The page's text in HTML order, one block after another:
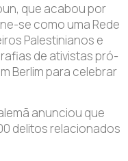
que acabou por
se como uma Rede
Palestinianos e
de ativistas pró-
Berlim para celebrar
anunciou que
delitos relacionados